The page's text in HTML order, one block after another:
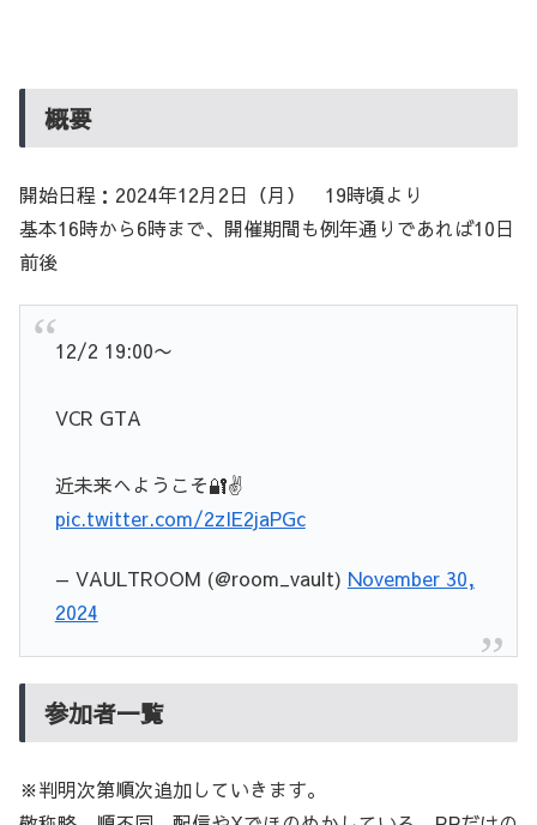
概要
開始日程：2024年12月2日（月） 19時頃より
基本16時から6時まで、開催期間も例年通りであれば10日
前後
12/2 19:00〜
VCR GTA
近未来へようこそ🔐✌️
pic.twitter.com/2zIE2jaPGc
— VAULTROOM (@room_vault) November 30,
2024
参加者一覧
※判明次第順次追加していきます。